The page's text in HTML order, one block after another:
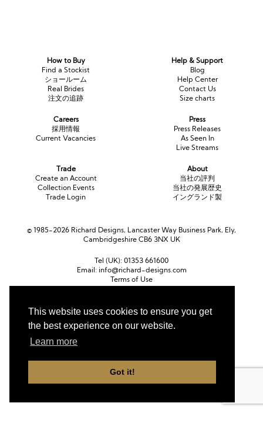
This website uses cookies to ensure you get
the best experience on our website.
Learn more
Got it!
How to Buy
Find a Stockist
ショールーム
Real Brides
注文の追跡
Help & Support
Blog
Help Center
Contact Us
Size charts
Careers
採用情報
Current Vacancies
Press
Press Releases
As Seen In
Live Streams
Trade
Create an Account
Collection Events
Trade Login
About
当社の評判
当社の発展歴史
イングランド製
© 1985-2026 Richard Designs, Lancaster Way Business Park, Ely,
Cambridgeshire CB6 3NX UK
Tel (UK): 01353 661600
Email: info@richard-designs.com
Terms of Use
Cookie Policy
Currency
ポンド (GBP)